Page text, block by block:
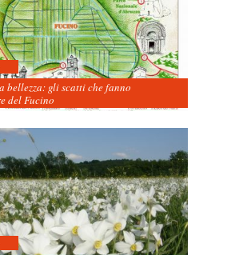
bellezza: gli scatti che fanno
del Fucino